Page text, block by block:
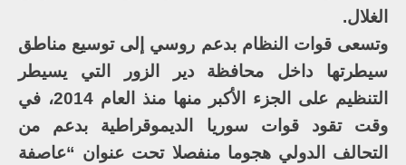
الغلال.
وتسعى قوات النظام بدعم روسي إلى توسيع مناطق
سيطرتها داخل محافظة دير الزور التي يسيطر
التنظيم على الجزء الأكبر منها منذ العام 2014، في
وقت تقود قوات سوريا الديموقراطية بدعم من
التحالف الدولي هجوما منفصلا تحت عنوان “عاصفة